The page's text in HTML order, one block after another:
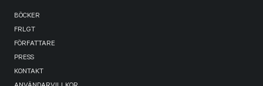
BÖCKER
FRLGT
FÖRFATTARE
PRESS
KONTAKT